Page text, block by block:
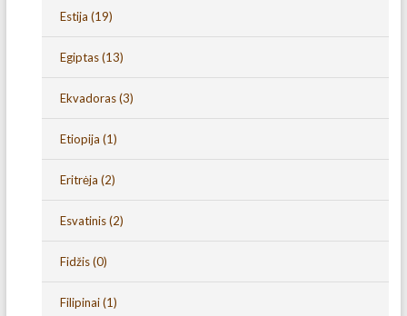
Estija (19)
Egiptas(13)
Ekvadoras(3)
Etiopija (1)
Eritrėja (2)
Esvatinis(2)
Fidžis(0)
Filipinai(1)